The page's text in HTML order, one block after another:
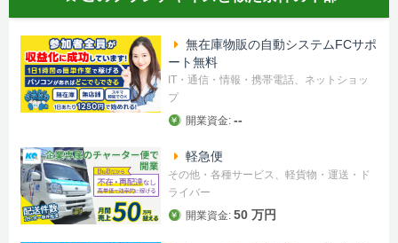
無在庫物販の自動システムFCサポ
ート無料
IT・通信・情報・携帯電話、ネットショッ
プ
開業資金: --
軽急便
その他・各種サービス、軽貨物・運送・ド
ライバー
開業資金: 50 万円